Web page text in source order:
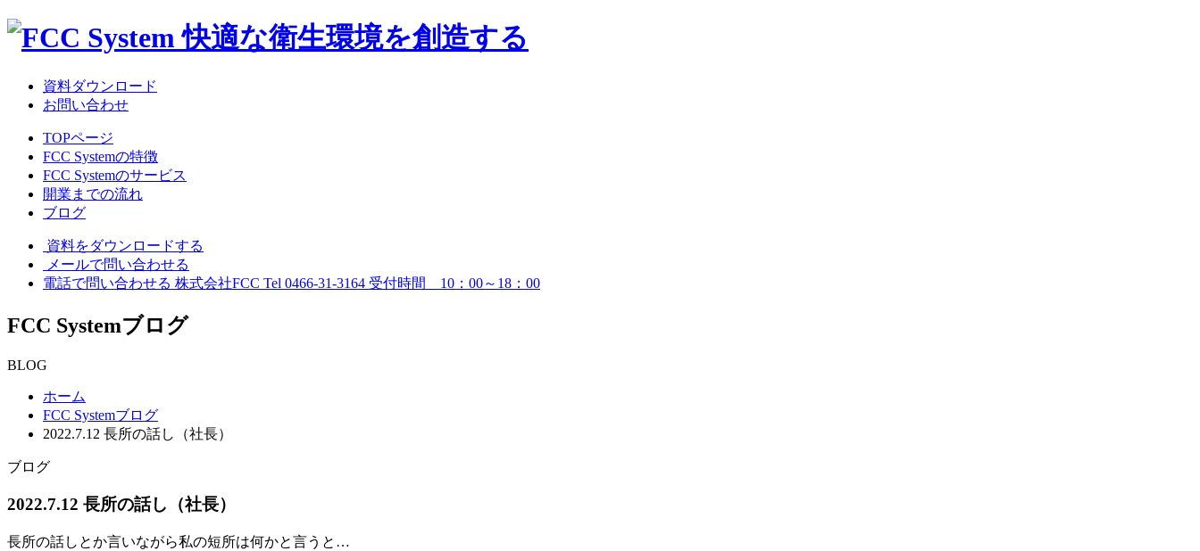
資料ダウンロード
お問い合わせ
TOPページ
FCC Systemの特徴
FCC Systemのサービス
開業までの流れ
ブログ
資料をダウンロードする
メールで問い合わせる
電話で問い合わせる 株式会社FCC Tel 0466-31-3164 受付時間 10：00～18：00
FCC Systemブログ
BLOG
ホーム
FCC Systemブログ
2022.7.12 長所の話し（社長）
ブログ
2022.7.12 長所の話し（社長）
長所の話しとか言いながら私の短所は何かと言うと…